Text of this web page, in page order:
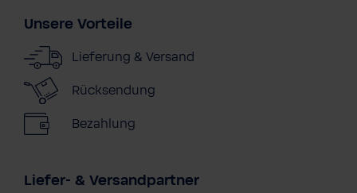
Unsere Vorteile
Lieferung & Versand
Rücksendung
Bezahlung
Liefer- & Versandpartner